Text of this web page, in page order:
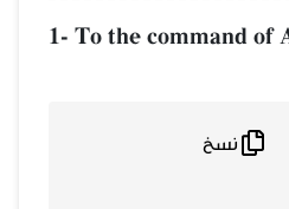
1- To the command of